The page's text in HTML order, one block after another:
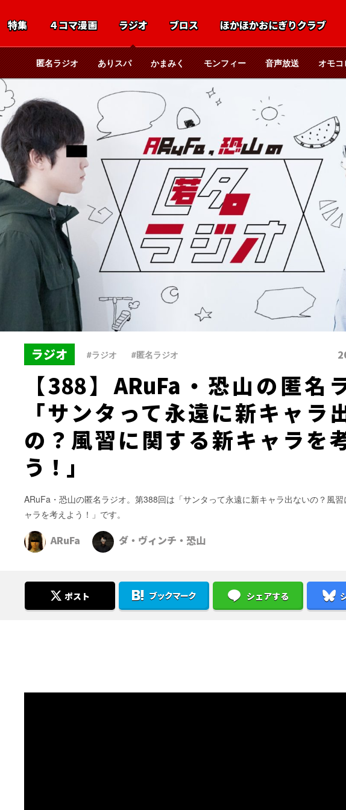
特集 ４コマ漫画 ラジオ ブロス ほかほかおにぎりクラブ
匿名ラジオ ありスパ かまみく モンフィー 音声放送 オモ
ラジオ #ラジオ #匿名ラジオ
【388】ARuFa・恐山の匿名
「サンタって永遠に新キャラ
の？風習に関する新キャラを
う！」
ARuFa・恐山の匿名ラジオ。第388回は「サンタって永遠に新キャラ出ないの？風
ャラを考えよう！」です。
ARuFa ダ・ヴィンチ・恐山
ポスト ブックマーク シェアする